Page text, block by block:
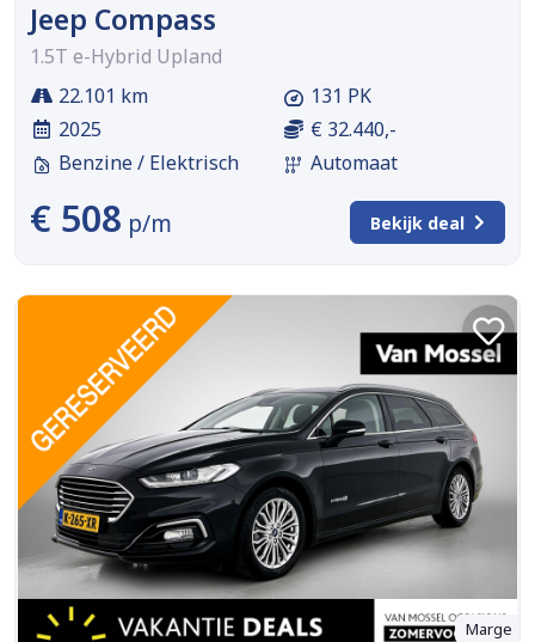
Jeep Compass
1.5T e-Hybrid Upland
22.101 km
2025
Benzine / Elektrisch
131 PK
€ 32.440,-
Automaat
€ 508 p/m Bekijk deal
Marge